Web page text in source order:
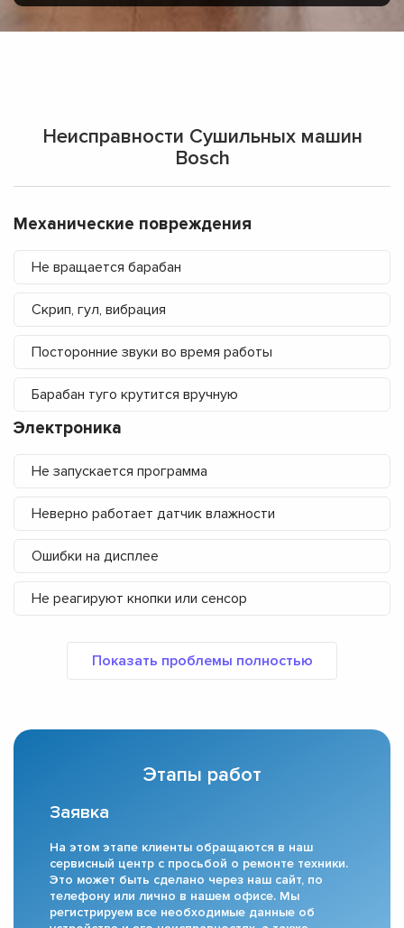
Неисправности Сушильных машин
Bosch
Механические повреждения
Не вращается барабан
Скрип, гул, вибрация
Посторонние звуки во время работы
Барабан туго крутится вручную
Электроника
Не запускается программа
Неверно работает датчик влажности
Ошибки на дисплее
Не реагируют кнопки или сенсор
Этапы работ
Заявка
На этом этапе клиенты обращаются в наш
сервисный центр с просьбой о ремонте техники.
Это может быть сделано через наш сайт, по
телефону или лично в нашем офисе. Мы
регистрируем все необходимые данные об